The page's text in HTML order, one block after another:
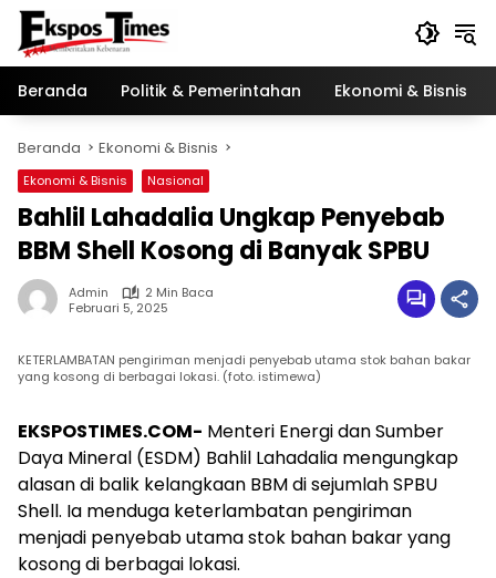
Langsung
konten
Beranda
Politik & Pemerintahan Ekonomi & Bisnis
Beranda Ekonomi & Bisnis
Ekonomi & Bisnis Nasional
Bahlil Lahadalia Ungkap Penyebab
BBM Shell Kosong di Banyak SPBU
Admin
2 Min Baca
Februari 5, 2025
KETERLAMBATAN pengiriman menjadi penyebab utama stok bahan bakar
yang kosong di berbagai lokasi. (foto. istimewa)
EKSPOSTIMES.COM- Menteri Energi dan Sumber
Daya Mineral (ESDM) Bahlil Lahadalia mengungkap
alasan di balik kelangkaan BBM di sejumlah SPBU
Shell. Ia menduga keterlambatan pengiriman
menjadi penyebab utama stok bahan bakar yang
kosong di berbagai lokasi.